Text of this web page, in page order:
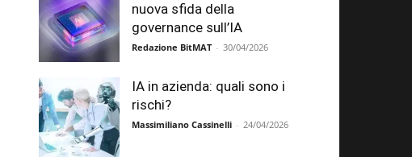
nuova sfida della
governance sull’IA
Redazione BitMAT - 30/04/2026
IA in azienda: quali sono i
rischi?
Massimiliano Cassinelli - 24/04/2026